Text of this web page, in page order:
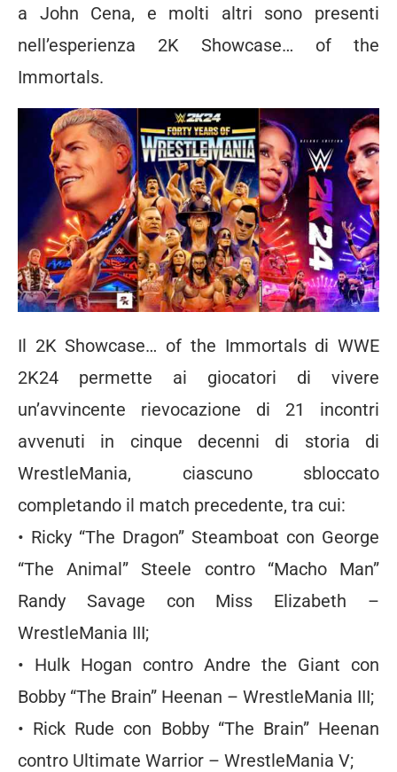
a John Cena, e molti altri sono presenti
nell’esperienza 2K Showcase… of the
Immortals.
Il 2K Showcase… of the Immortals di WWE
2K24 permette ai giocatori di vivere
un’avvincente rievocazione di 21 incontri
avvenuti in cinque decenni di storia di
WrestleMania, ciascuno sbloccato
completando il match precedente, tra cui:
• Ricky “The Dragon” Steamboat con George
“The Animal” Steele contro “Macho Man”
Randy Savage con Miss Elizabeth –
WrestleMania III;
• Hulk Hogan contro Andre the Giant con
Bobby “The Brain” Heenan – WrestleMania III;
• Rick Rude con Bobby “The Brain” Heenan
contro Ultimate Warrior – WrestleMania V;